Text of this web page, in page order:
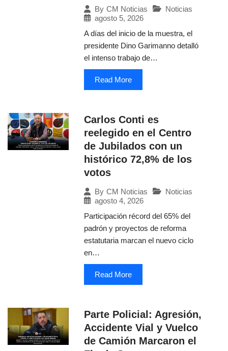
By CM Noticias
Noticias
agosto 5, 2026
A días del inicio de la muestra, el
presidente Dino Garimanno detalló
el intenso trabajo de…
Read More
Carlos Conti es
reelegido en el Centro
de Jubilados con un
histórico 72,8% de los
votos
By CM Noticias
Noticias
agosto 4, 2026
Participación récord del 65% del
padrón y proyectos de reforma
estatutaria marcan el nuevo ciclo
en…
Read More
Parte Policial: Agresión,
Accidente Vial y Vuelco
de Camión Marcaron el